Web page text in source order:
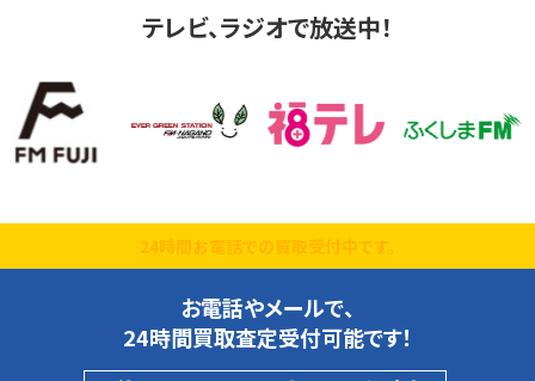
テレビ、ラジオで放送中！
24時間お電話での買取受付中です。
お電話やメールで、
24時間買取査定受付可能です！